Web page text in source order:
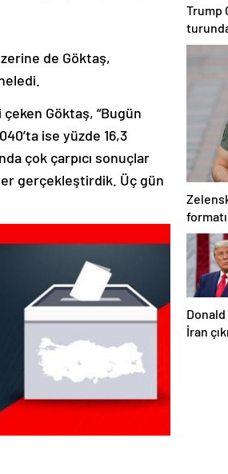
de Göktaş,
Göktaş, “Bugün
ise yüzde 16,3
çok çarpıcı sonuçlar
gerçekleştirdik. Üç gün
Trump
Katar
Donald
İran